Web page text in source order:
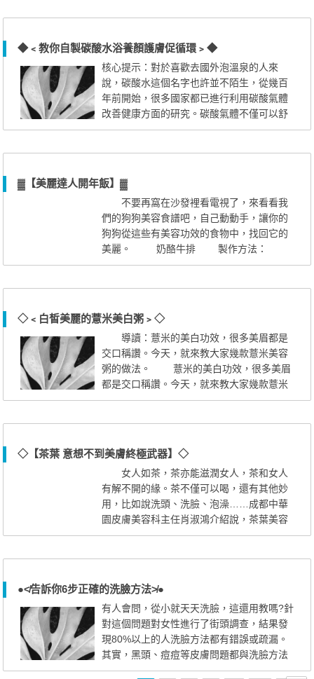
馬鈴薯1個，雞蛋1個。 作法：將馬鈴薯
洗淨，去皮，磨碎後放入玻璃器皿中。雞蛋
用過濾勺分離蛋清與蛋黃，取蛋黃和...
◆﹤教你自製碳酸水浴養顏護膚促循環﹥◆
核心提示：對於喜歡去國外泡溫泉的人來
說，碳酸水這個名字也許並不陌生，從幾百
年前開始，很多國家都已進行利用碳酸氣體
改善健康方面的研究。碳酸氣體不僅可以舒
張血管，更可以加速人體新陳代謝。 美
的毛細血管和動脈，改善血液流動，改善面
部晦黯無無光的現象，更可以促進新陳代
謝，達到美膚的作用。 實際上，我們...
▓【美麗達人開年飯】▓
不要再窩在沙發裡看電視了，來看看我
們的狗狗美容食譜吧，自己動動手，讓你的
狗狗從這些有美容功效的食物中，找回它的
美麗。 奶酪牛排 製作方法：
1.平底鍋燒熱，放少量的橄欖油，油熱後放
狗吃一般六七成熟就可以了，如果腸胃比較
敏感的狗狗建議把牛肉煎成十成熟。 2.
取出牛排，用吸油紙把牛排的油...
◇﹤白皙美麗的薏米美白粥﹥◇
導讀：薏米的美白功效，很多美眉都是
交口稱讚。今天，就來教大家幾款薏米美容
粥的做法。 薏米的美白功效，很多美眉
都是交口稱讚。今天，就來教大家幾款薏米
美容粥的做法。這些薏米美容粥，美白效果
用料：薏米50克，蓮子（去心）30克，紅棗
（去核）12枚，粳米50克，紅糖（蜂蜜）適
量。 做法：薏米和蓮子先煮爛...
◇【茶葉 意想不到美膚終極武器】◇
女人如茶，茶亦能滋潤女人，茶和女人
有解不開的緣。茶不僅可以喝，還有其他妙
用，比如說洗頭、洗臉、泡澡……成都中華
園皮膚美容科主任肖淑鴻介紹說，茶葉美容
的神奇之處就在於茶多酚和各類維生素。它
笑言道，成都女人的好身材也許與愛喝茶有
關。其實，美國營養學會期刊已經證實綠茶
確實有減肥作用，也有抗癌作用。盧...
●≮告訴你6步正確的洗臉方法≯●
有人會問，從小就天天洗臉，這還用教嗎?針
對這個問題對女性進行了街頭調查，結果發
現80%以上的人洗臉方法都有錯誤或疏漏。
其實，黑頭、痘痘等皮膚問題都與洗臉方法
不正確、洗不乾淨有關。即使用昂貴的化妝